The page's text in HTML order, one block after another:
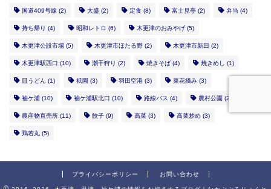
国道409号線 (2) 大盛 (2) 定食 (8) 富士見亭 (2) 弁当 (4)
持ち帰り (4) 昭和レトロ (6) 木更津のおみやげ (5)
木更津公設市場 (5) 木更津市ほたる野 (2) 木更津市新田 (2)
木更津駅西口 (10) 潮干狩り (2) 焼きそば (4) 焼きめし (1)
皿うどん (1) 祇園 (3) 羽田空港 (3) 菜花摘み (3)
袖ケ浦 (10) 袖ケ浦駅北口 (10) 路線バス (4) 農村公園 (2)
農産物直売所 (11) 餃子 (9) 高菜 (3) 高菜炒め (3)
鶏若丸 (5)
プライバシーポリシー お問い合わせ